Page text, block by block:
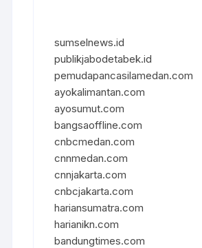
sumselnews.id
publikjabodetabek.id
pemudapancasilamedan.com
ayokalimantan.com
ayosumut.com
bangsaoffline.com
cnbcmedan.com
cnnmedan.com
cnnjakarta.com
cnbcjakarta.com
hariansumatra.com
harianikn.com
bandungtimes.com